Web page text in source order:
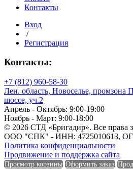
Контакты
Вход
/
Регистрация
Контакты:
+7 (812) 960-58-30
Лен. область, Новоселье, промзона
шоссе, уч.2
Апрель - Октябрь: 9:00-19:00
Ноябрь - Март: 9:00-18:00
© 2026 СТД «Бригадир». Все права
ООО "СПК" - ИНН: 4725010613,
Политика конфиденциальности
Продвижение и поддержка сайта
Просмотр корзины Оформить заказ